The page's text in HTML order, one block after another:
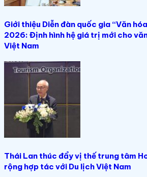
Giới thiệu Diễn đàn quốc gia “Văn
2026: Định hình hệ giá trị mới cho
Việt Nam
Thái Lan thúc đẩy vị thế trung tâm
rộng hợp tác với Du lịch Việt Nam